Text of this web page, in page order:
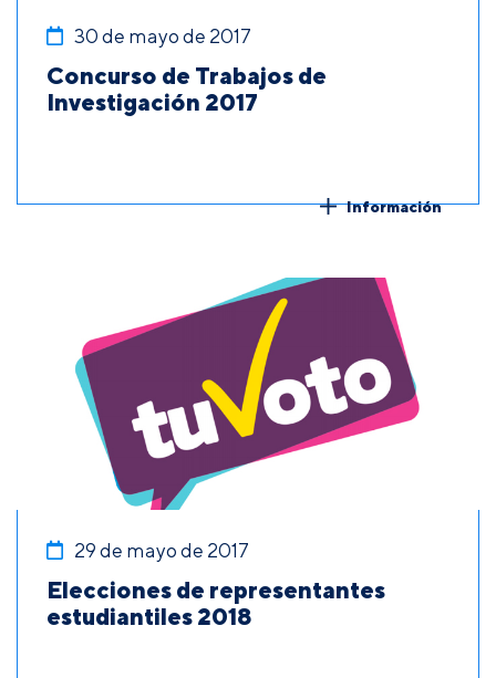
30 de mayo de 2017
Concurso de Trabajos de
Investigación 2017
Información
29 de mayo de 2017
Elecciones de representantes
estudiantiles 2018